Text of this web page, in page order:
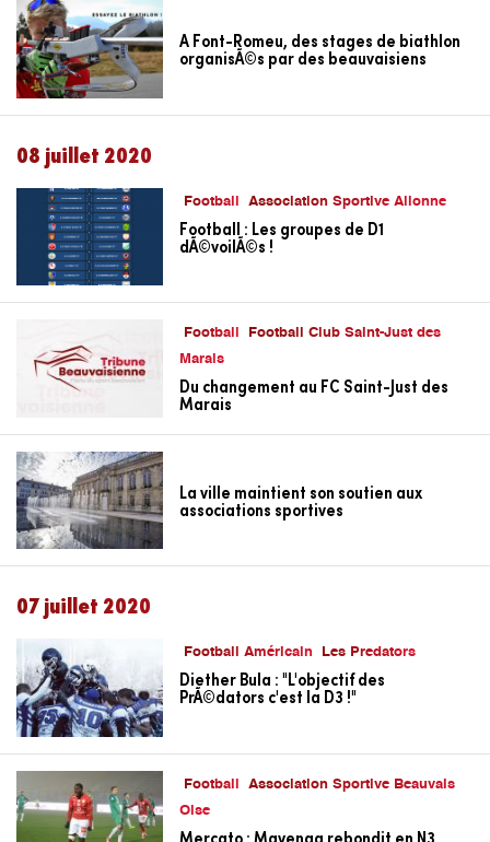
A Font-Romeu, des stages de biathlon
organisÃ©s par des beauvaisiens
08 juillet 2020
Football Association Sportive Allonne
Football : Les groupes de D1
dÃ©voilÃ©s !
Football
Football Club Saint-Just des
Marais
Du changement au FC Saint-Just des
Marais
La ville maintient son soutien aux
associations sportives
07 juillet 2020
Football Américain Les Predators
Diether Bula : "L'objectif des
PrÃ©dators c'est la D3 !"
Football
Association Sportive Beauvais
Oise
Mercato : Mayenga rebondit en N3